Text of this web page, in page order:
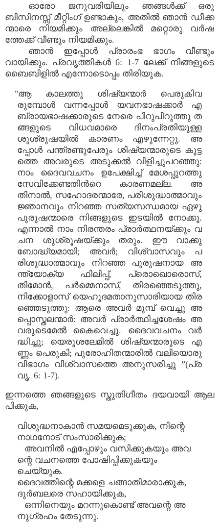
ഓരോ ജനുവരിയിലും ഞങ്ങൾക്ക് ഒരു
ബിസിനസ്സ് മീറ്റിംഗ് ഉണ്ടാകും, അതിൽ ഞാൻ ഡീക്ക
ന്മാരെ നിയമിക്കും അല്ലെങ്കിൽ മറ്റൊരു വർഷ
ത്തേക്ക് വീണ്ടും നിയമിക്കും.
ഞാൻ ഇപ്പോൾ പ്രാരംഭ ഭാഗം വീണ്ടും
വായിക്കും. പ്രവൃത്തികൾ 6: 1-7 ലേക്ക് നിങ്ങളുടെ
ബൈബിളിൽ എന്നോടൊപ്പം തിരിയുക.
"ആ കാലത്തു ശിഷ്യന്മാർ പെരുകിവ
രുമ്പോൾ വന്നപ്പോൾ യവനഭാഷക്കാർ എ
ബ്രായഭാഷക്കാരുടെ നേരെ പിറുപിറുത്തു ത
ങ്ങളുടെ വിധവമാരെ ദിനംപ്രതിയുള്ള
ശുശ്രുഷയിൽ കാരണം എഴുന്നേറ്റു. അ
പ്പോൾ പന്ത്രണ്ടുപേരും ശിഷ്യന്മാരുടെ കൂട്ട
ത്തെ അവരുടെ അടുക്കൽ വിളിച്ചുപറഞ്ഞു:
നാം ദൈവവചനം ഉപേക്ഷിച്ച് മേശപ്പുറത്തു
സേവിക്കേണ്ടതിൻറെ കാരണമല്ല. അ
തിനാൽ, സഹോദരന്മാരേ, പരിശുദ്ധാത്മാവും
ജ്ഞാനവും നിറഞ്ഞ സത്യസന്ധമായ ഏഴു
പുരുഷന്മാരെ നിങ്ങളുടെ ഇടയിൽ നോക്കൂ.
എന്നാൽ നാം നിരന്തരം പ്രാർത്ഥനയ്ക്കും വ
ചന ശുശ്രൂഷയ്ക്കും തരും. ഈ വാക്കു
ബോദ്ധ്യമായി; അവർ; വിശ്വാസവും പ
രിശുദ്ധാത്മാവും നിറഞ്ഞ പുരുഷനായ അ
ന്ത്യോക്യ ഫിലിപ്പ്, പ്രൊഖൊരൊസ്,
തിമോൻ, പർമ്മെനാസ്, തിരഞ്ഞെടുത്തു,
നിക്കോളാസ് യെഹൂദമതാനുസാരിയായ തിര
ഞ്ഞെടുത്തു: ആരെ അവർ മുമ്പ് വെച്ചു അ
പ്പൊസ്തലന്മാർ: അവർ പ്രാർത്ഥിച്ചശേഷം അ
വരുടെമേൽ കൈവെച്ചു. ദൈവവചനം വർ
ദ്ധിച്ചു; യെരൂശലേമിൽ ശിഷ്യന്മാരുടെ എ
ണ്ണം പെരുകി; പുരോഹിതന്മാരിൽ വലിയൊരു
വിഭാഗം വിശ്വാസത്തെ അനുസരിച്ചു ”(പ്ര
വൃ. 6: 1-7).
ഇന്നത്തെ ഞങ്ങളുടെ സ്തുതിഗീതം ദയവായി ആല
പിക്കുക,
വിശുദ്ധനാകാൻ സമയമെടുക്കുക, നിന്റെ
നാഥനോട് സംസാരിക്കുക;
അവനിൽ എപ്പോഴും വസിക്കുകയും അവ
ന്റെ വചനത്തെ പോഷിപ്പിക്കുകയും
ചെയ്യുക.
ദൈവത്തിന്റെ മക്കളെ ചങ്ങാതിമാരാക്കുക,
ദുർബലരെ സഹായിക്കുക,
ഒന്നിനെയും മറന്നുകൊണ്ട് അവന്റെ അ
നുഗ്രഹം തേടുന്നു.